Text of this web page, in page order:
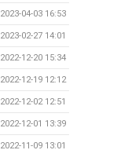
2023-04-03 16:53
2023-02-27 14:01
2022-12-20 15:34
2022-12-19 12:12
2022-12-02 12:51
2022-12-01 13:39
2022-11-09 13:01